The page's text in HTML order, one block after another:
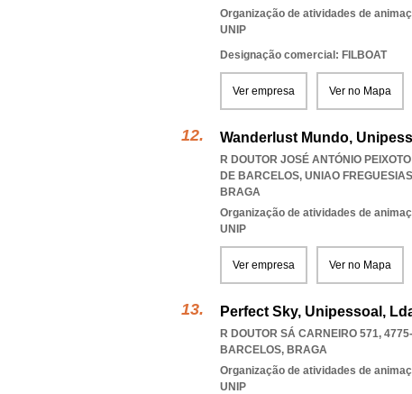
Organização de atividades de
UNIP
Designação comercial: FILBOAT
Ver empresa Ver no Mapa
Wanderlust Mundo,
R DOUTOR JOSÉ ANTÓNIO
DE BARCELOS, UNIAO
BRAGA
Organização de atividades de
UNIP
Ver empresa Ver no Mapa
Perfect Sky, Unipessoal,
R DOUTOR SÁ CARNEIRO 571,
BARCELOS, BRAGA
Organização de atividades de
UNIP